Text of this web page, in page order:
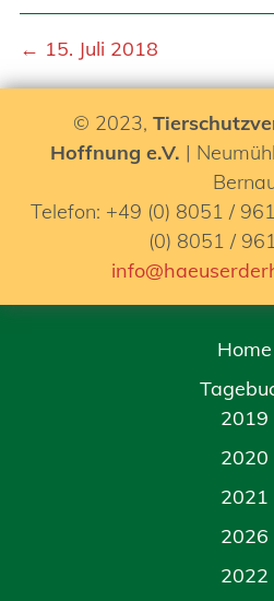
← 15. Juli 2018
© 2023,
Hoffnung e.V. |
Telefon: +49 (0) 8051 /
(0) 8051 /
Home
2019
2020
2021
2026
2022